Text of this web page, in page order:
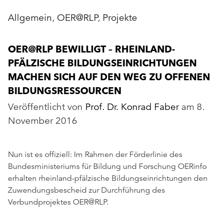
Allgemein, OER@RLP, Projekte
OER@RLP BEWILLIGT – RHEINLAND-
PFÄLZISCHE BILDUNGSEINRICHTUNGEN
MACHEN SICH AUF DEN WEG ZU OFFENEN
BILDUNGSRESSOURCEN
Veröffentlicht von Prof. Dr. Konrad Faberam 8.
November 2016
Nun ist es offiziell: Im Rahmen der Förderlinie des
Bundesministeriums für Bildung und Forschung OERinfo
erhalten rheinland-pfälzische Bildungseinrichtungen den
Zuwendungsbescheid zur Durchführung des
Verbundprojektes OER@RLP.